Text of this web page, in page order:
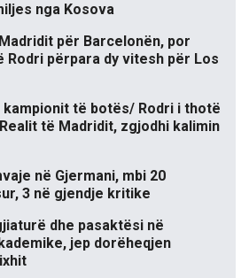
nga Kosova
Madridit për Barcelonën, por
përpara dy vitesh për Los
kampionit të botës/ Rodri i thotë
të Madridit, zgjodhi kalimin
në Gjermani, mbi 20
3 në gjendje kritike
dhe pasaktësi në
jep dorëheqjen